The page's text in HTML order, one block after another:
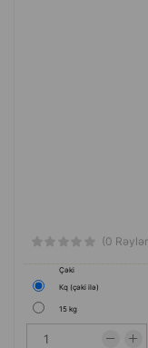
(0
Çəki
Кq (çəki ilə)
15 kg